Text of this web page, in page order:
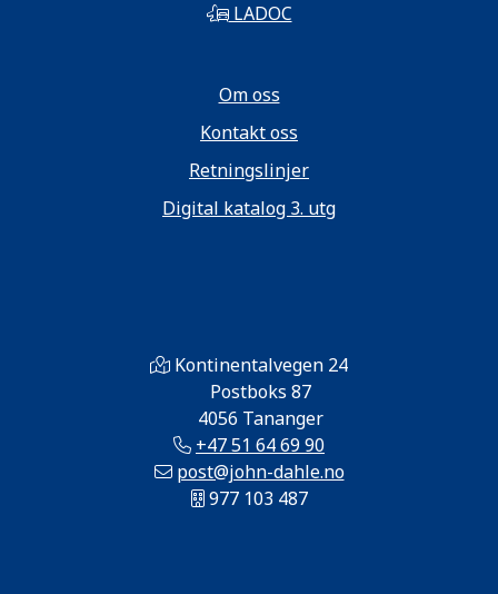
LADOC
Om oss
Kontakt oss
Retningslinjer
Digital katalog 3. utg
Kontinentalvegen 24
Postboks 87
4056 Tananger
+47 51 64 69 90
post@john-dahle.no
977 103 487